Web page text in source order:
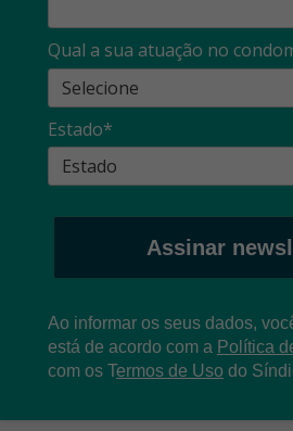
Qual a sua atuação no
Estado*
Assinar
Ao informar os seus dados,
está de acordo com a Política
com os Termos de Uso do